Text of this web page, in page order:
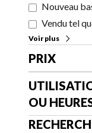
Nouveau
Vendu tel
Voir plus
PRIX
OU